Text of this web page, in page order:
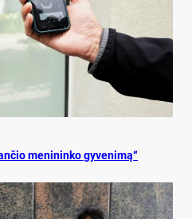
me­ni­nin­ko gy­ve­ni­mą“